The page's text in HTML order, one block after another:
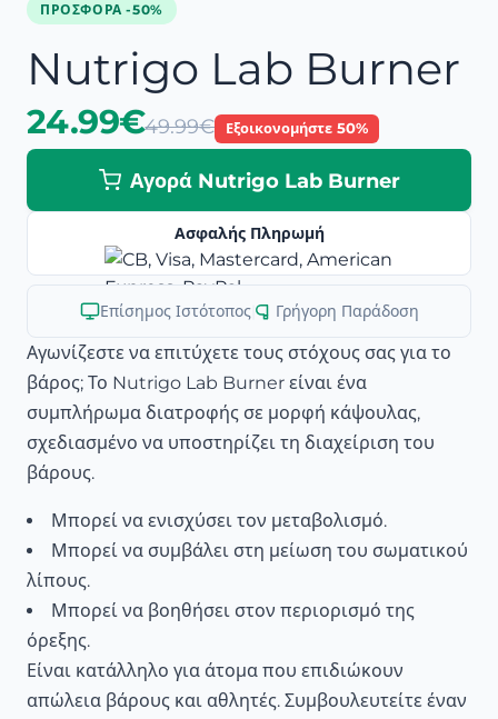
ΠΡΟΣΦΟΡΆ -50%
Nutrigo Lab Burner
24.99€49.99€ Εξοικονομήστε 50%
Αγορά Nutrigo Lab Burner
Ασφαλής Πληρωμή
Επίσημος Ιστότοπος| Γρήγορη Παράδοση
Αγωνίζεστε να επιτύχετε τους στόχους σας για το
βάρος; Το Nutrigo Lab Burner είναι ένα
συμπλήρωμα διατροφής σε μορφή κάψουλας,
σχεδιασμένο να υποστηρίζει τη διαχείριση του
βάρους.
Μπορεί να ενισχύσει τον μεταβολισμό.
Μπορεί να συμβάλει στη μείωση του σωματικού
λίπους.
Μπορεί να βοηθήσει στον περιορισμό της
όρεξης.
Είναι κατάλληλο για άτομα που επιδιώκουν
απώλεια βάρους και αθλητές. Συμβουλευτείτε έναν